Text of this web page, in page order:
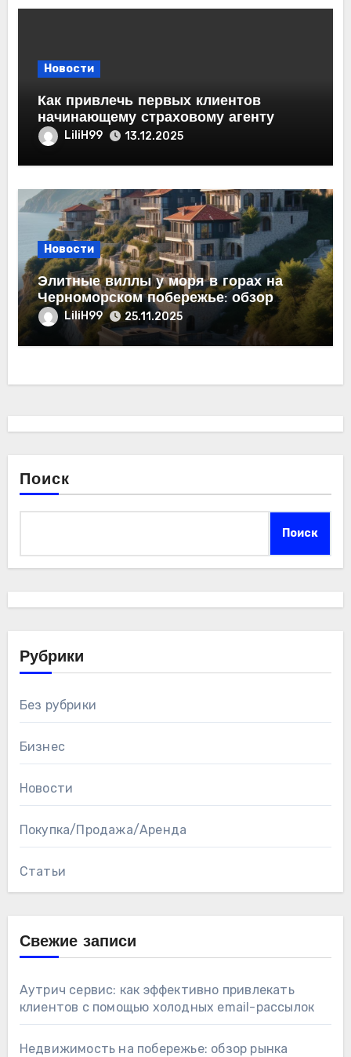
Новости
Как привлечь первых клиентов
начинающему страховому агенту
LiliH99 13.12.2025
Новости
Элитные виллы у моря в горах на
Черноморском побережье: обзор
рынка недвижимости
LiliH99 25.11.2025
Поиск
Поиск
Рубрики
Без рубрики
Бизнес
Новости
Покупка/Продажа/Аренда
Статьи
Свежие записи
Аутрич сервис: как эффективно привлекать
клиентов с помощью холодных email-рассылок
Недвижимость на побережье: обзор рынка